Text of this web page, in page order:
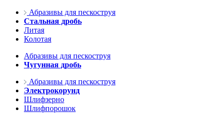
Абразивы для пескоструя
Стальная дробь
Литая
Колотая
Абразивы для пескоструя
Чугунная дробь
Абразивы для пескоструя
Электрокорунд
Шлифзерно
Шлифпорошок